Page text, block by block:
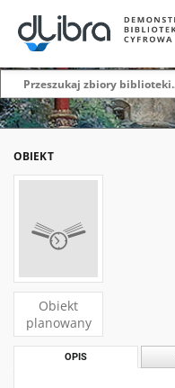
OBIEKT
Obiekt
planowany
OPIS